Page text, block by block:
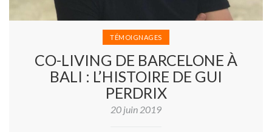
TÉMOIGNAGES
CO-LIVING DE BARCELONE À
BALI : L’HISTOIRE DE GUI
PERDRIX
20 juin 2019